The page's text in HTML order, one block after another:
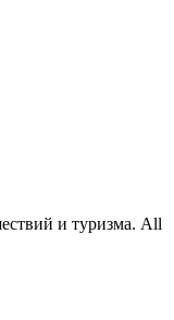
и туризма. All